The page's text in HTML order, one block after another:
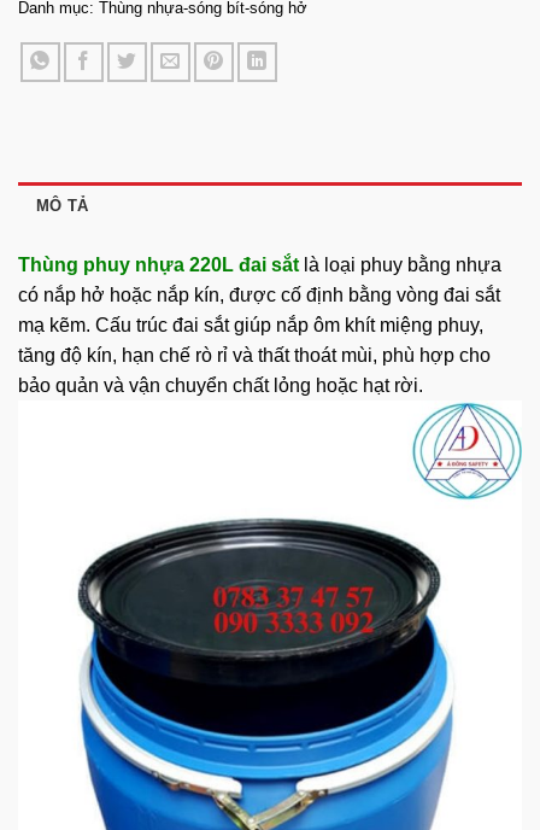
Danh mục: Thùng nhựa-sóng bít-sóng hở
MÔ TẢ
Thùng phuy nhựa 220L đai sắt là loại phuy bằng nhựa
có nắp hở hoặc nắp kín, được cố định bằng vòng đai sắt
mạ kẽm. Cấu trúc đai sắt giúp nắp ôm khít miệng phuy,
tăng độ kín, hạn chế rò rỉ và thất thoát mùi, phù hợp cho
bảo quản và vận chuyển chất lỏng hoặc hạt rời.